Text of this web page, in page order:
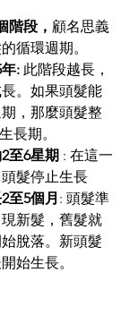
階段， 顧名思義
循環週期。
: 此階段越長，
。如果頭髮能
，那麼頭髮整
長期。
至6星期 : 在這一
髮停止生長
至5個月 : 頭髮準
新髮，舊髮就
脫落。新頭髮
始生長。